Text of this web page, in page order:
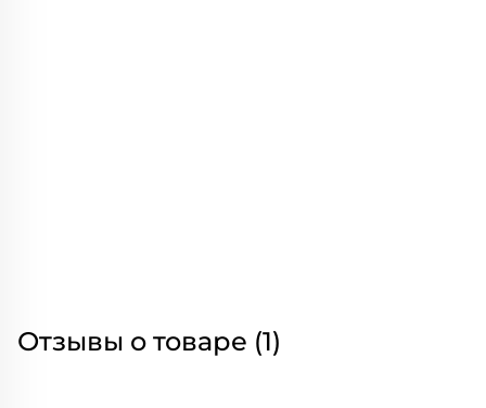
Отзывы о товаре (1)